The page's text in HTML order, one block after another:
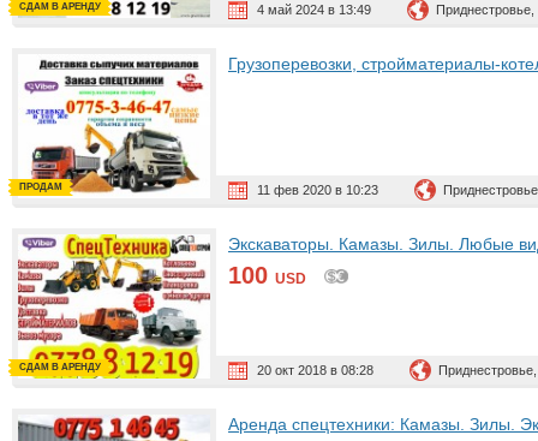
4 май 2024 в 13:49
СДАМ В АРЕНДУ
Грузоперевозки, стройматериалы-
11 фев 2020 в 10:23
ПРОДАМ
Экскаваторы. Камазы. Зилы. Любые
100 USD
20 окт 2018 в 08:28
СДАМ В АРЕНДУ
Аренда спецтехники: Камазы. Зилы.